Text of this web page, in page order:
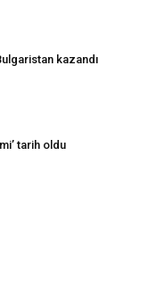
kazandı
tarih oldu